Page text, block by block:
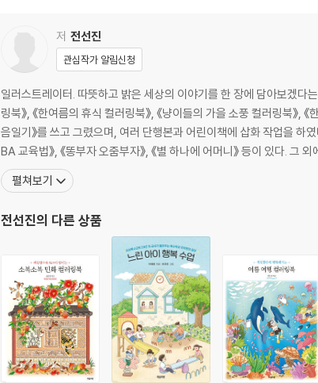
저 전선진
관심작가 알림신청
일러스트레이터. 따뜻하고 밝은 세상의 이야기를 한 장에 담아보겠다
링북》, 《한여름의 휴식 컬러링북》, 《냥이들의 가을 소풍 컬러링북》
음일기》를 쓰고 그렸으며, 여러 단행본과 어린이책에 삽화 작업을 하
BA 교육법》, 《똥부자 오줌부자》, 《별 하나에 어머니》 등이 있다. 그 외
펼쳐보기
전선진의 다른 상품